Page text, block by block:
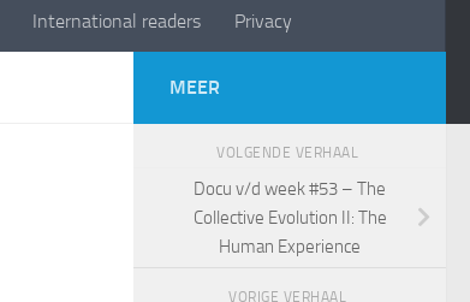
International readers Privacy
MEER
VOLGENDE VERHAAL
Docu v/d week #53 – The
Collective Evolution II: The
Human Experience
VORIGE VERHAAL